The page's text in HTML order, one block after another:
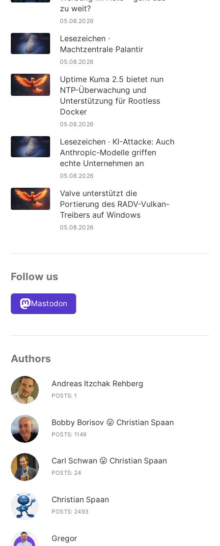
zu weit?
05.08.2026
Lesezeichen ·
Machtzentrale Palantir
05.08.2026
Uptime Kuma 2.5 bietet nun
NTP-Überwachung und
Unterstützung für Rootless
Docker
05.08.2026
Lesezeichen · KI-Attacke: Auch
Anthropic-Modelle griffen
echte Unternehmen an
05.08.2026
Valve unterstützt die
Portierung des RADV-Vulkan-
Treibers auf Windows
05.08.2026
Follow us
Mastodon
Authors
Andreas Itzchak Rehberg
POSTS: 1
Bobby Borisov 😛 Christian Spaan
POSTS: 1149
Carl Schwan 😛 Christian Spaan
POSTS: 24
Christian Spaan
POSTS: 2493
Gregor